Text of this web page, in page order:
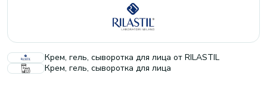
Крем, гель, сыворотка для лица от RILASTIL
Крем, гель, сыворотка для лица